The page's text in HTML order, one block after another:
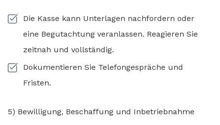
Die Kasse kann Unterlagen nachfordern oder
eine Begutachtung veranlassen. Reagieren Sie
zeitnah und vollständig.
Dokumentieren Sie Telefongespräche und
Fristen.
5) Bewilligung, Beschaffung und Inbetriebnahme